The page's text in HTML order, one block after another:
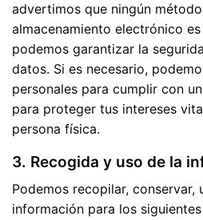
advertimos que ningún
almacenamiento electrónico
podemos garantizar la
datos. Si es necesario,
personales para cumplir con
para proteger tus intereses
persona física.
3. Recogida y uso de la
Podemos recopilar,
información para los